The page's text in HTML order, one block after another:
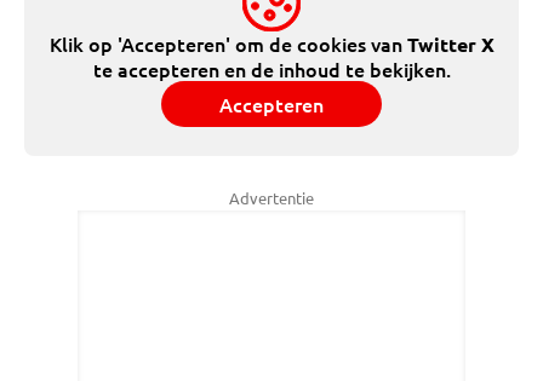
Klik op 'Accepteren' om de cookies vanTwitter X
te accepteren en de inhoud te bekijken.
Accepteren
Advertentie